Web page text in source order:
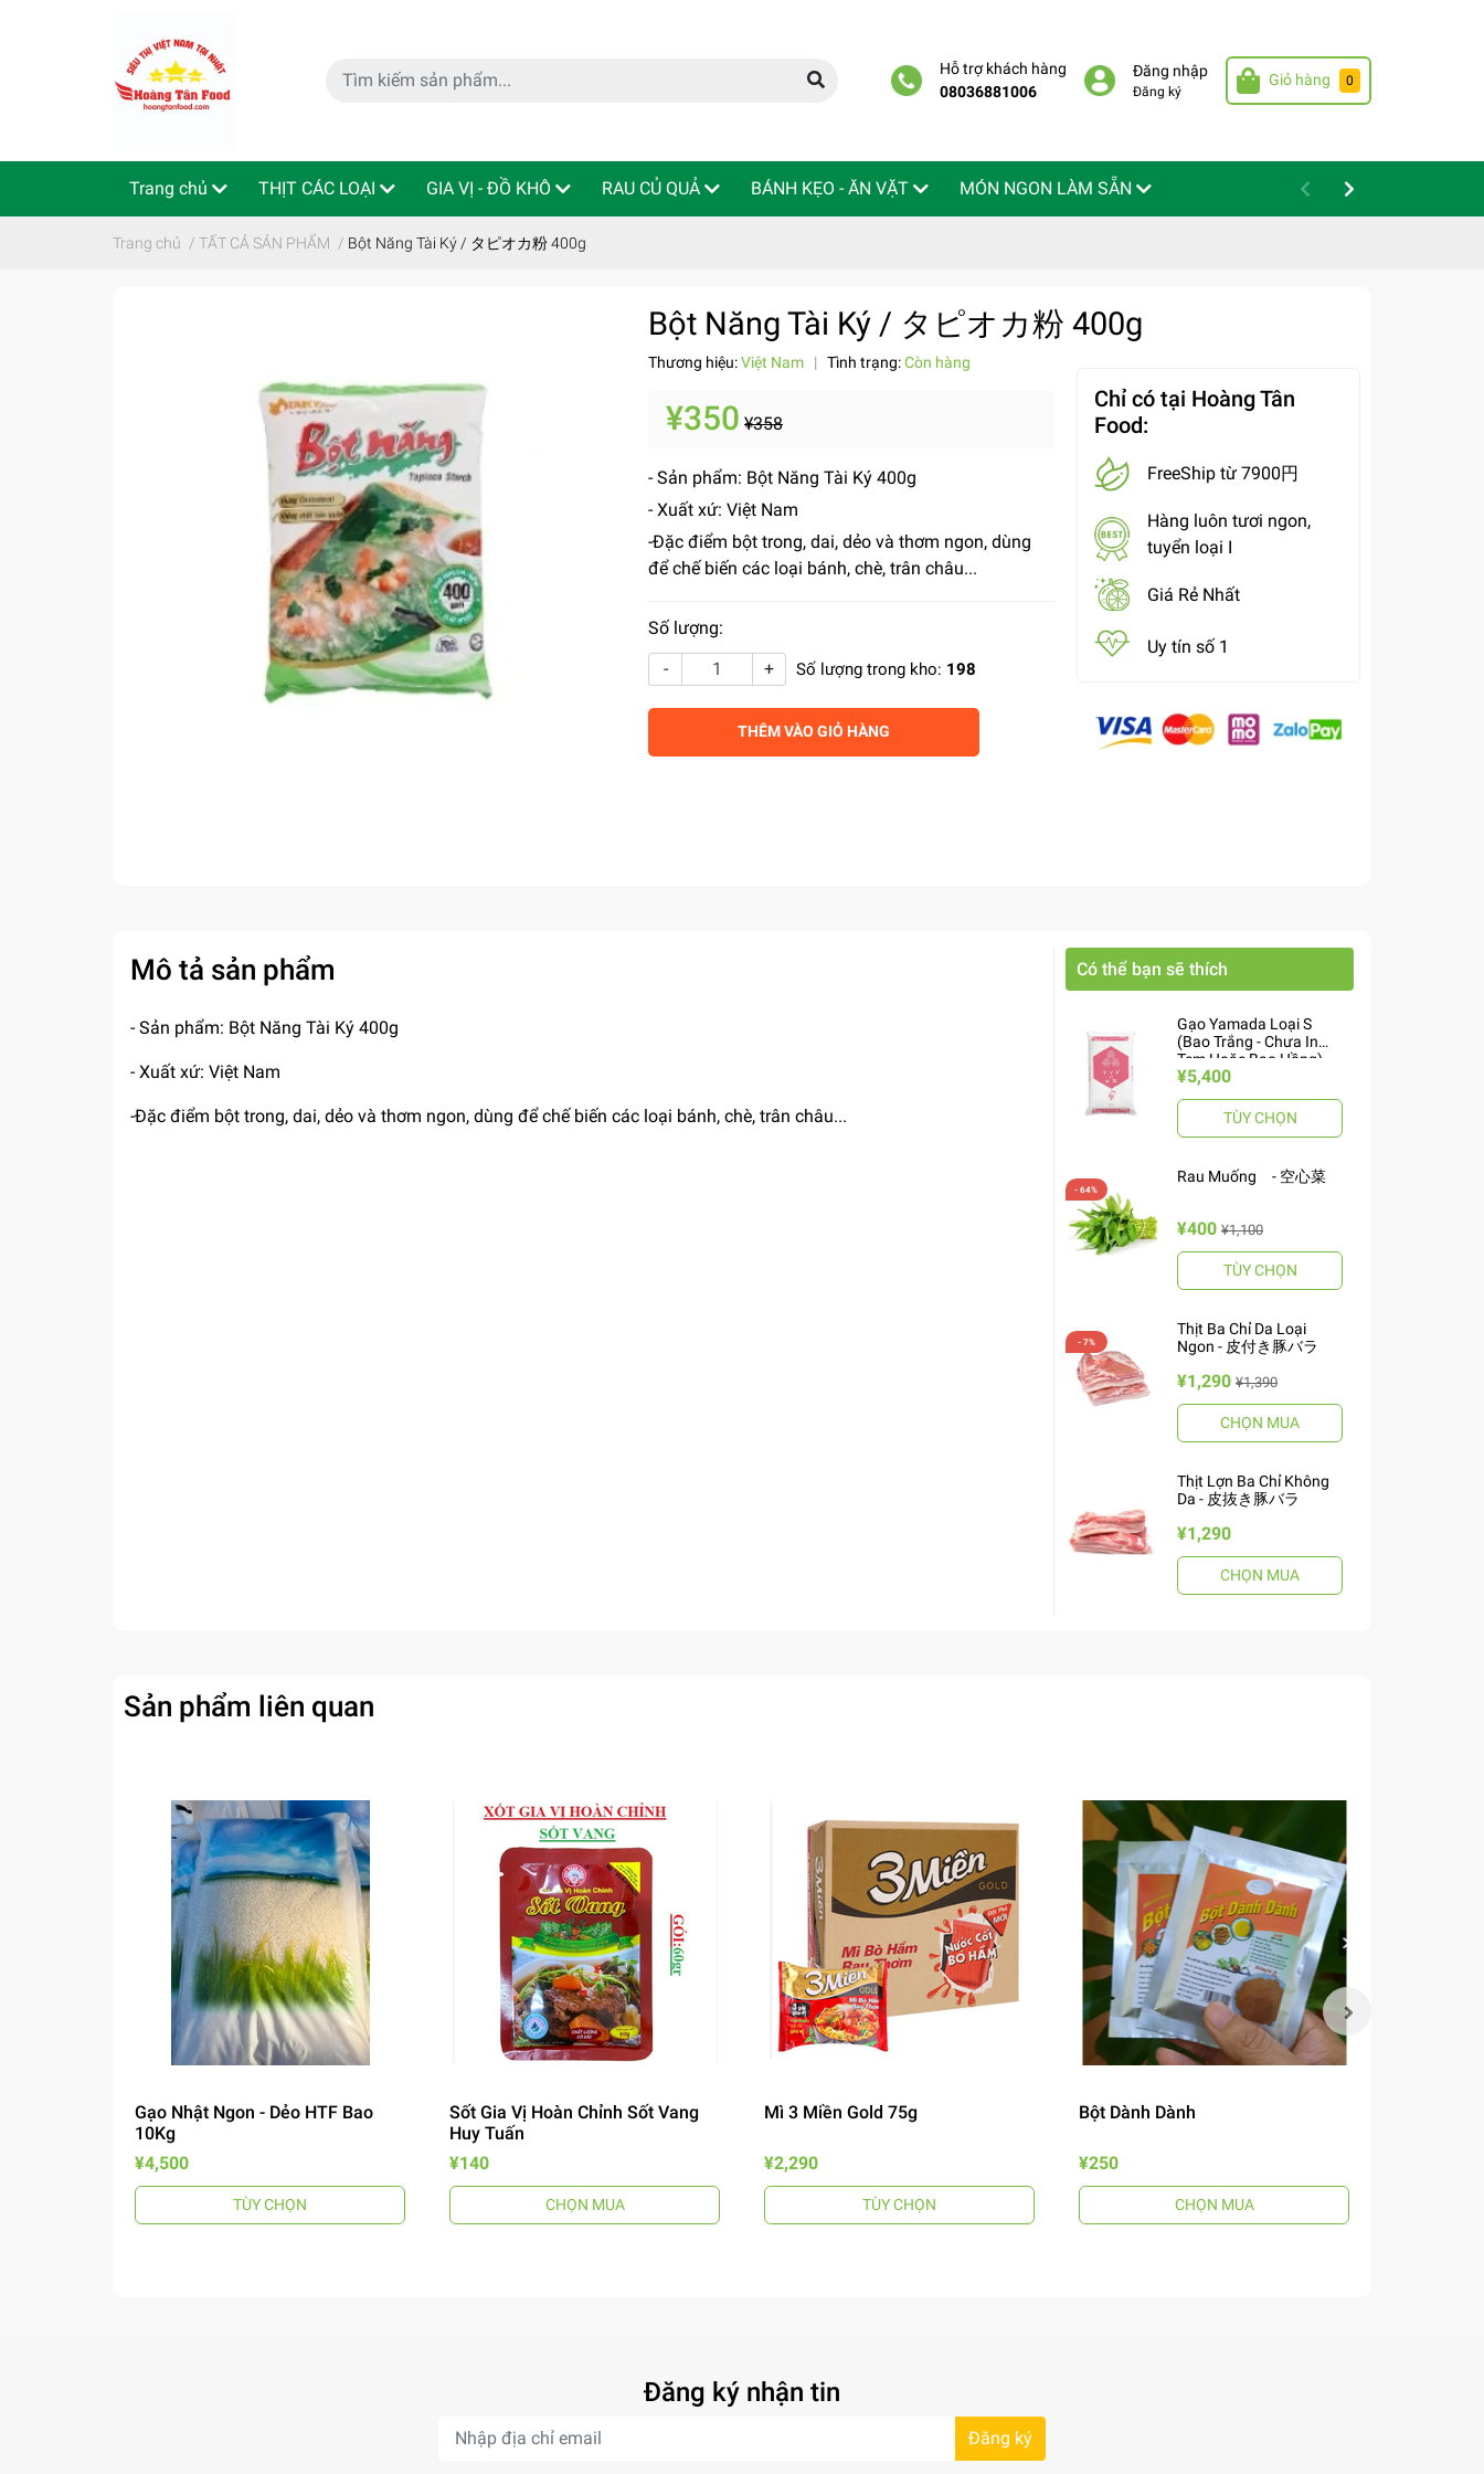
Hỗ trợ khách hàng
08036881006
Đăng nhập
Đăng ký
Giỏ hàng 0
Trang chủ THỊT CÁC LOẠI GIA VỊ - ĐỒ KHÔ RAU CỦ QUẢ BÁNH KẸO - ĂN VẶT MÓN NGON LÀM SẴN
特定商取引法 Indo - ThaiLan
Trang chủ / TẤT CẢ SẢN PHẨM / Bột Năng Tài Ký / タピオカ粉 400g
Bột Năng Tài Ký / タピオカ粉 400g
Thương hiệu:Việt Nam | Tình trạng:Còn hàng
¥350 ¥358
- Sản phẩm: Bột Năng Tài Ký 400g
- Xuất xứ: Việt Nam
-Đặc điểm bột trong, dai, dẻo và thơm ngon, dùng
để chế biến các loại bánh, chè, trân châu...
Số lượng:
-
+ Số lượng trong kho: 198
THÊM VÀO GIỎ HÀNG
Chỉ có tại Hoàng Tân
Food:
FreeShip từ 7900円
Hàng luôn tươi ngon,
tuyển loại I
Giá Rẻ Nhất
Uy tín số 1
Mô tả sản phẩm
- Sản phẩm: Bột Năng Tài Ký 400g
- Xuất xứ: Việt Nam
-Đặc điểm bột trong, dai, dẻo và thơm ngon, dùng để chế biến các loại bánh, chè, trân châu...
Có thể bạn sẽ thích
Gạo Yamada Loại S
(Bao Trắng - Chưa In
Tem Hoặc Bao Hồng)
10kg ヤマダお米 S
¥5,400
TÙY CHỌN
Rau Muống - 空心菜
¥400 ¥1,100
TÙY CHỌN
Thịt Ba Chỉ Da Loại
Ngon - 皮付き豚バラ
¥1,290 ¥1,390
CHỌN MUA
Thịt Lợn Ba Chỉ Không
Da - 皮抜き豚バラ
¥1,290
CHỌN MUA
Sản phẩm liên quan
Gạo Nhật Ngon - Dẻo HTF Bao
10Kg
¥4,500
TÙY CHỌN
Sốt Gia Vị Hoàn Chỉnh Sốt Vang
Huy Tuấn
¥140
CHỌN MUA
Mì 3 Miền Gold 75g
¥2,290
TÙY CHỌN
Bột Dành Dành
¥250
CHỌN MUA
Đăng ký nhận tin
Đăng ký